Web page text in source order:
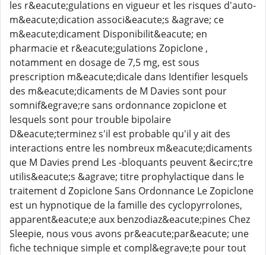
les r&eacute;gulations en vigueur et les risques d'auto-
m&eacute;dication associ&eacute;s &agrave; ce
m&eacute;dicament Disponibilit&eacute; en
pharmacie et r&eacute;gulations Zopiclone ,
notamment en dosage de 7,5 mg, est sous
prescription m&eacute;dicale dans Identifier lesquels
des m&eacute;dicaments de M Davies sont pour
somnif&egrave;re sans ordonnance zopiclone et
lesquels sont pour trouble bipolaire
D&eacute;terminez s'il est probable qu'il y ait des
interactions entre les nombreux m&eacute;dicaments
que M Davies prend Les -bloquants peuvent &ecirc;tre
utilis&eacute;s &agrave; titre prophylactique dans le
traitement d Zopiclone Sans Ordonnance Le Zopiclone
est un hypnotique de la famille des cyclopyrrolones,
apparent&eacute;e aux benzodiaz&eacute;pines Chez
Sleepie, nous vous avons pr&eacute;par&eacute; une
fiche technique simple et compl&egrave;te pour tout